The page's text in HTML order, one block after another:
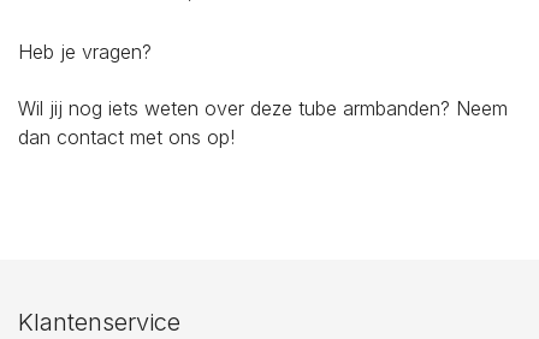
Heb je vragen?
Wil jij nog iets weten over deze tube armbanden? Neem
dan contact met ons op!
Klantenservice